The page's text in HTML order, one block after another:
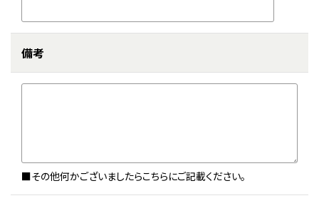
備考
■その他何かございましたらこちらにご記載ください。